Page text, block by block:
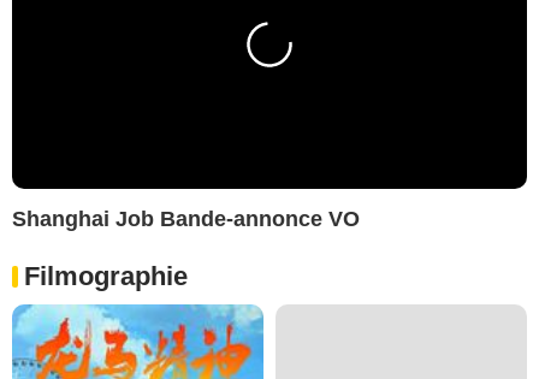
Shanghai Job Bande-annonce VO
Filmographie